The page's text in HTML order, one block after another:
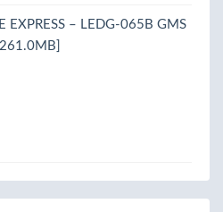
EXPRESS – LEDG-065B GMS